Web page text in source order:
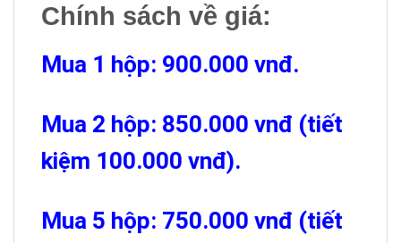
Chính sách về giá:
Mua 1 hộp: 900.000 vnđ.
Mua 2 hộp: 850.000 vnđ (tiết
kiệm 100.000 vnđ).
Mua 5 hộp: 750.000 vnđ (tiết